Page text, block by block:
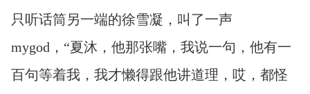
只听话筒另一端的徐雪凝，叫了一声
mygod，“夏沐，他那张嘴，我说一句，他有一
百句等着我，我才懒得跟他讲道理，哎，都怪